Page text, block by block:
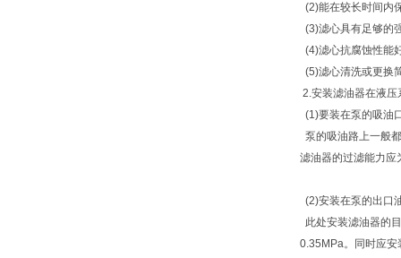
(2)能在较长时间内
(3)滤心具有足够的
(4)滤心抗腐蚀性能
(5)滤心清洗或更换
2.安装滤油器在液
(1)要装在泵的吸油
泵的吸油路上一般
滤油器的过滤能力应
(2)安装在泵的出口
此处安装滤油器的
0.35MPa。同时应安